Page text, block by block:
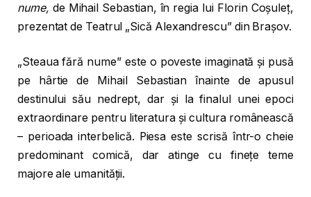
nume, de Mihail Sebastian, în regia lui Florin Coșuleț,
prezentat de Teatrul „Sică Alexandrescu” din Brașov.
„Steaua fără nume” este o poveste imaginată și pusă
pe hârtie de Mihail Sebastian înainte de apusul
destinului său nedrept, dar și la finalul unei epoci
extraordinare pentru literatura și cultura românească
– perioada interbelică. Piesa este scrisă într-o cheie
predominant comică, dar atinge cu finețe teme
majore ale umanității.